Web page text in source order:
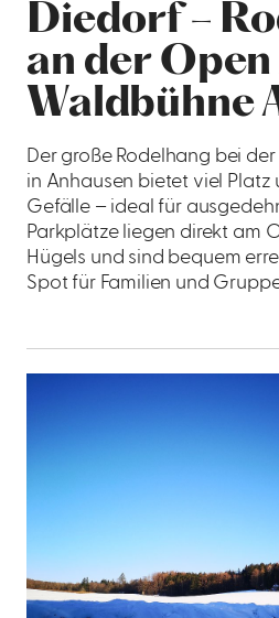
Diedorf –
an der
Waldbühne
Der große Rodelhang bei
in Anhausen bietet viel Platz
Gefälle – ideal für
Parkplätze liegen direkt am
Hügels und sind bequem
Spot für Familien und